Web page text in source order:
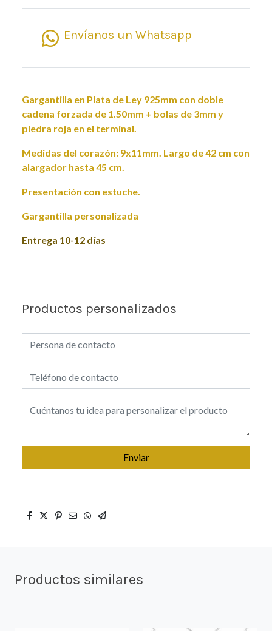
Envíanos un Whatsapp
Gargantilla en Plata de Ley 925mm con doble
cadena forzada de 1.50mm + bolas de 3mm y
piedra roja en el terminal.
Medidas del corazón: 9x11mm. Largo de 42 cm con
alargador hasta 45 cm.
Presentación con estuche.
Gargantilla personalizada
Entrega 10-12 días
Productos personalizados
Enviar
Productos similares